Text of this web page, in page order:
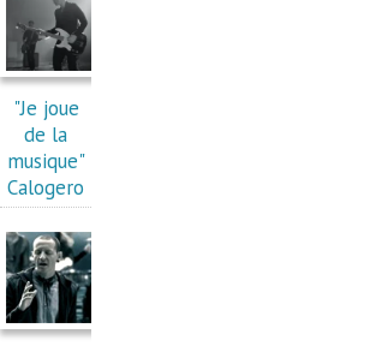
"Je joue
de la
musique"
Calogero